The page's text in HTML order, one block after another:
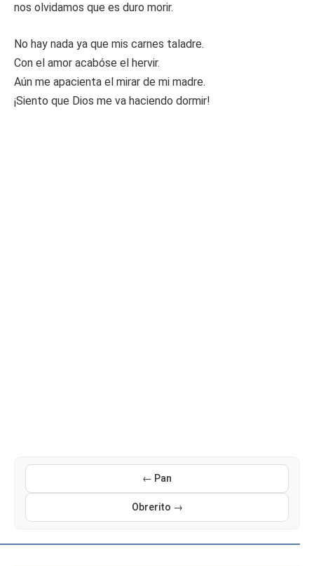
nos olvidamos que es duro morir.
No hay nada ya que mis carnes taladre.
Con el amor acabóse el hervir.
Aún me apacienta el mirar de mi madre.
¡Siento que Dios me va haciendo dormir!
← Pan
Obrerito →